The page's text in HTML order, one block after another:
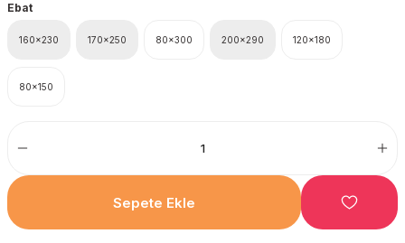
Ebat
160x230 170x250 80x300 200x290 120x180
80x150
Sepete Ekle